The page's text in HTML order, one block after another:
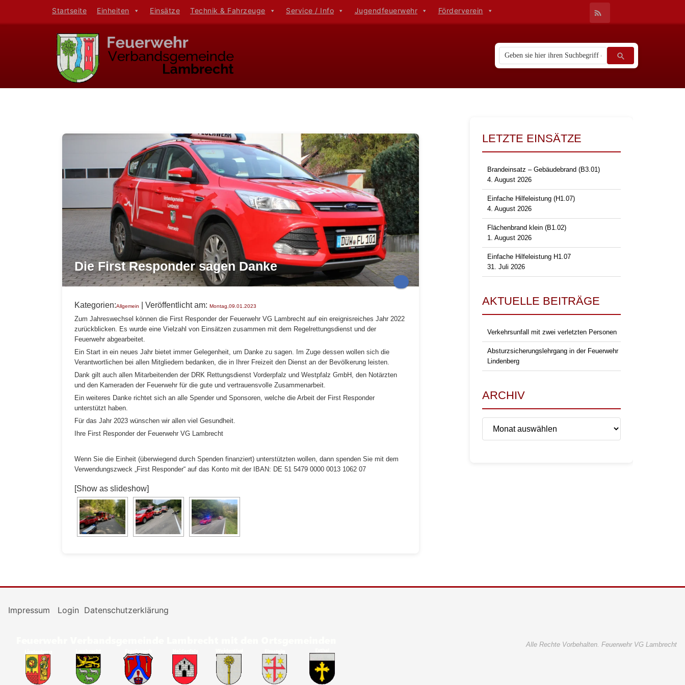
Startseite Einheiten Einsätze Technik & Fahrzeuge Service / Info Jugendfeuerwehr Förderverein
Die First Responder sagen Danke
Kategorien:Allgemein | Veröffentlicht am: Montag,09.01.2023
Zum Jahreswechsel können die First Responder der Feuerwehr VG Lambrecht auf ein ereignisreiches Jahr 2022
zurückblicken. Es wurde eine Vielzahl von Einsätzen zusammen mit dem Regelrettungsdienst und der
Feuerwehr abgearbeitet.
Ein Start in ein neues Jahr bietet immer Gelegenheit, um Danke zu sagen. Im Zuge dessen wollen sich die
Verantwortlichen bei allen Mitgliedern bedanken, die in Ihrer Freizeit den Dienst an der Bevölkerung leisten.
Dank gilt auch allen Mitarbeitenden der DRK Rettungsdienst Vorderpfalz und Westpfalz GmbH, den Notärzten
und den Kameraden der Feuerwehr für die gute und vertrauensvolle Zusammenarbeit.
Ein weiteres Danke richtet sich an alle Spender und Sponsoren, welche die Arbeit der First Responder
unterstützt haben.
Für das Jahr 2023 wünschen wir allen viel Gesundheit.
Ihre First Responder der Feuerwehr VG Lambrecht
Wenn Sie die Einheit (überwiegend durch Spenden finanziert) unterstützten wollen, dann spenden Sie mit dem
Verwendungszweck „First Responder“ auf das Konto mit der IBAN: DE 51 5479 0000 0013 1062 07
[Show as slideshow]
LETZTE EINSÄTZE
Brandeinsatz – Gebäudebrand (B3.01)
4. August 2026
Einfache Hilfeleistung (H1.07)
4. August 2026
Flächenbrand klein (B1.02)
1. August 2026
Einfache Hilfeleistung H1.07
31. Juli 2026
AKTUELLE BEITRÄGE
Verkehrsunfall mit zwei verletzten Personen
Absturzsicherungslehrgang in der Feuerwehr
Lindenberg
ARCHIV
Impressum Login Datenschutzerklärung
Alle Rechte Vorbehalten. Feuerwehr VG Lambrecht